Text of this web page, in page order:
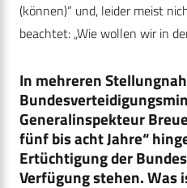
(können)“ und, leider meist
beachtet: „Wie wollen wir in
In mehreren
Generalinspekteur
fünf bis acht Jahre“
Ertüchtigung der
Verfügung stehen. Was